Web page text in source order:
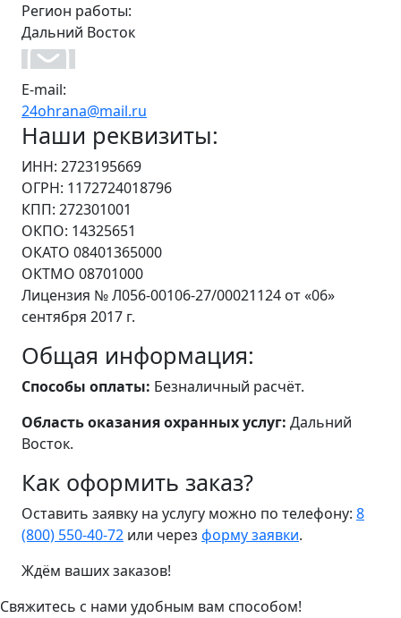
Регион работы:
Дальний Восток
E-mail:
24ohrana@mail.ru
Наши реквизиты:
ИНН: 2723195669
ОГРН: 1172724018796
КПП: 272301001
ОКПО: 14325651
ОКАТО 08401365000
ОКТМО 08701000
Лицензия № Л056-00106-27/00021124 от «06»
сентября 2017 г.
Общая информация:
Способы оплаты: Безналичный расчёт.
Область оказания охранных услуг: Дальний
Восток.
Как оформить заказ?
Оставить заявку на услугу можно по телефону: 8
(800) 550-40-72 или через форму заявки.
Ждём ваших заказов!
Свяжитесь с нами удобным вам способом!